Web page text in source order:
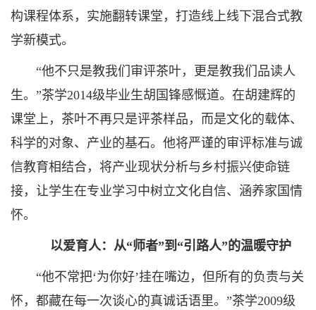
构课程体系，实施翻转课堂，打造线上线下混合式教
学新模式。
“他不只是教我们审评茶叶，更是教我们品读人
生。”茶学2014级毕业生胡国锋感慨道。在胡建辉的
课堂上，茶叶不再只是评茶样品，而是文化的载体、
科学的对象、产业的基石。他将严谨的审评标准与诚
信教育相结合，将产业现状分析与乡村振兴使命链
接，让学生在专业学习中树立文化自信、涵养家国情
怀。
以爱育人：从“师者”到“引路人”的温暖守护
“他不常把‘为你好’挂在嘴边，但所有的负责与关
怀，都藏在每一次谈心的真诚话语里。”茶学2009级